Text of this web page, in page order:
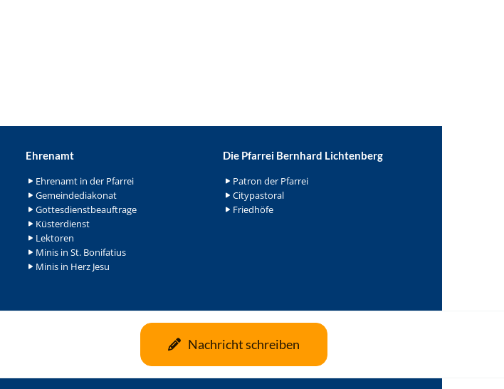
Ehrenamt
Ehrenamt in der Pfarrei
Gemeindediakonat
Gottesdienstbeauftrage
Küsterdienst
Lektoren
Minis in St. Bonifatius
Minis in Herz Jesu
Die Pfarrei Bernhard Lichtenberg
Patron der Pfarrei
Citypastoral
Friedhöfe
Nachricht schreiben